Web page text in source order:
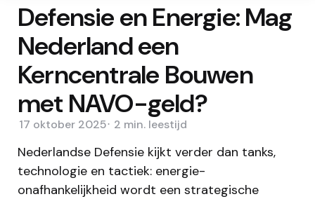
Defensie en Energie: Mag
Nederland een
Kerncentrale Bouwen
met NAVO-geld?
17 oktober 2025 2 min. leestijd
Nederlandse Defensie kijkt verder dan tanks,
technologie en tactiek: energie-
onafhankelijkheid wordt een strategische